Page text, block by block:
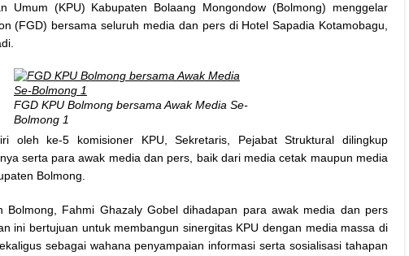
Umum (KPU) Kabupaten Bolaang Mongondow (Bolmong) menggelar
(FGD) bersama seluruh media dan pers di Hotel Sapadia Kotamobagu,
FGD KPU Bolmong bersama Awak Media Se-
Bolmong 1
oleh ke-5 komisioner KPU, Sekretaris, Pejabat Struktural dilingkup
serta para awak media dan pers, baik dari media cetak maupun media
Bolmong.
Bolmong, Fahmi Ghazaly Gobel dihadapan para awak media dan pers
ini bertujuan untuk membangun sinergitas KPU dengan media massa di
sebagai wahana penyampaian informasi serta sosialisasi tahapan